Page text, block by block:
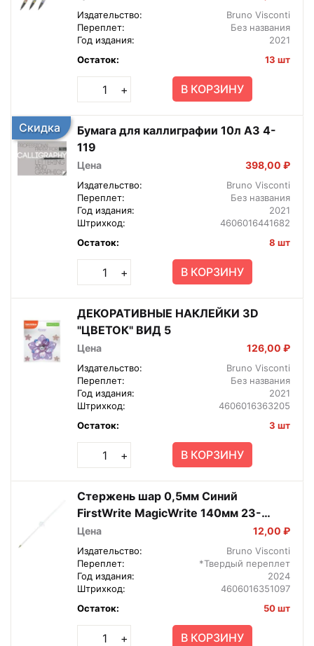
Издательство:
Bruno Visconti
Переплет:
Без названия
Год издания:
2021
Остаток:
13 шт
+ В КОРЗИНУ
Скидка
Бумага для каллиграфии 10л А3 4-
119
Цена 398,00 ₽
Издательство:
Bruno Visconti
Переплет:
Без названия
Год издания:
2021
Штрихкод:
4606016441682
Остаток:
8 шт
+ В КОРЗИНУ
ДЕКОРАТИВНЫЕ НАКЛЕЙКИ 3D
"ЦВЕТОК" ВИД 5
Цена 126,00 ₽
Издательство:
Bruno Visconti
Переплет:
Без названия
Год издания:
2021
Штрихкод:
4606016363205
Остаток:
3 шт
+ В КОРЗИНУ
Стержень шар 0,5мм Синий
FirstWrite MagicWrite 140мм 23-
0040
Цена 12,00 ₽
Издательство:
Bruno Visconti
Переплет:
*Твердый переплет
Год издания:
2024
Штрихкод:
4606016351097
Остаток:
50 шт
+ В КОРЗИНУ